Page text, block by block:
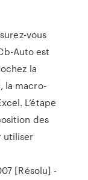
vous
Auto est
la
la macro-
L’étape
des
utiliser
[Résolu] -